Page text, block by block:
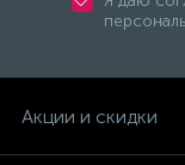
Акции и скидки
Электродвигатели